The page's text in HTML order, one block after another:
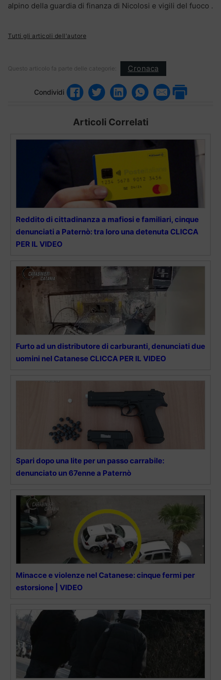
alpino della guardia di finanza di Nicolosi e vigili del fuoco .
Tutti gli articoli dell'autore
Questo articolo fa parte delle categorie: Cronaca
Condividi
Articoli Correlati
Reddito di cittadinanza a mafiosi e familiari, cinque
denunciati a Paternò: tra loro una detenuta CLICCA
PER IL VIDEO
Furto ad un distributore di carburanti, denunciati due
uomini nel Catanese CLICCA PER IL VIDEO
Spari dopo una lite per un passo carrabile:
denunciato un 67enne a Paternò
Minacce e violenze nel Catanese: cinque fermi per
estorsione | VIDEO